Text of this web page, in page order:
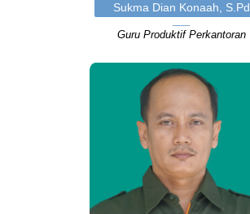
Sukma Dian Konaah, S.Pd
Guru Produktif Perkantoran